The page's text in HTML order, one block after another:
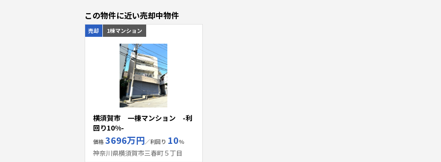
この物件に近い売却中物件
売却 1棟マンション
横須賀市 一棟マンション -利
回り10%-
価格3696万円／利回り 10%
神奈川県横須賀市三春町５丁目